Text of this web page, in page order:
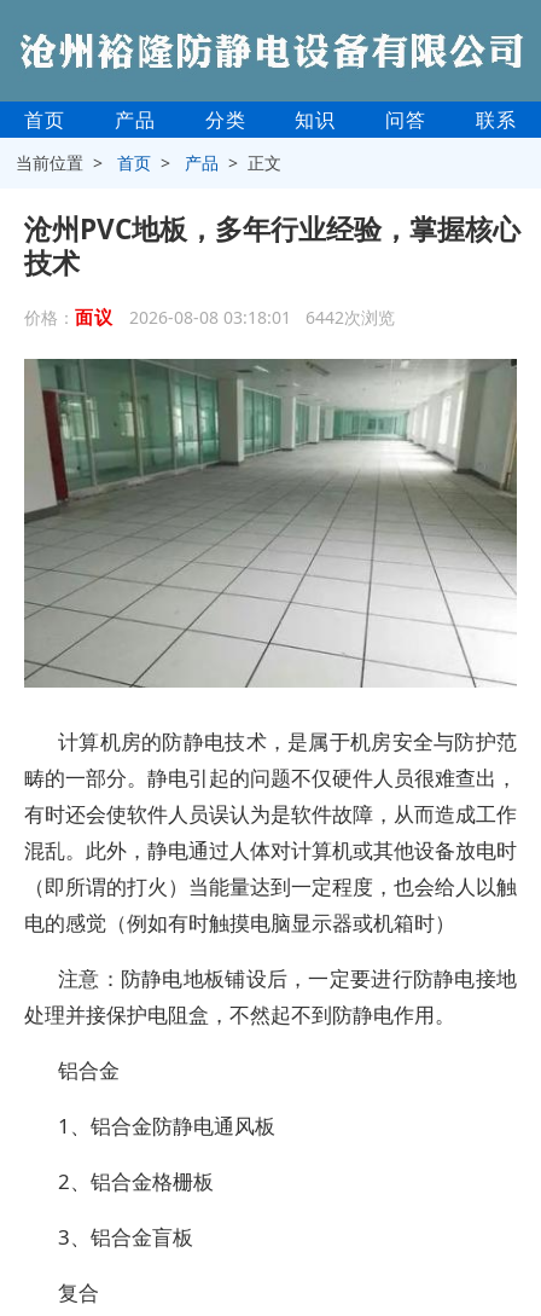
首页 产品 分类 知识 问答 联系
当前位置 >首页 > 产品 > 正文
沧州PVC地板，多年行业经验，掌握核心
技术
价格： 面议 2026-08-08 03:18:01 6442次浏览
计算机房的防静电技术，是属于机房安全与防护范
畴的一部分。静电引起的问题不仅硬件人员很难查出，
有时还会使软件人员误认为是软件故障，从而造成工作
混乱。此外，静电通过人体对计算机或其他设备放电时
（即所谓的打火）当能量达到一定程度，也会给人以触
电的感觉（例如有时触摸电脑显示器或机箱时）
注意：防静电地板铺设后，一定要进行防静电接地
处理并接保护电阻盒，不然起不到防静电作用。
铝合金
1、铝合金防静电通风板
2、铝合金格栅板
3、铝合金盲板
复合